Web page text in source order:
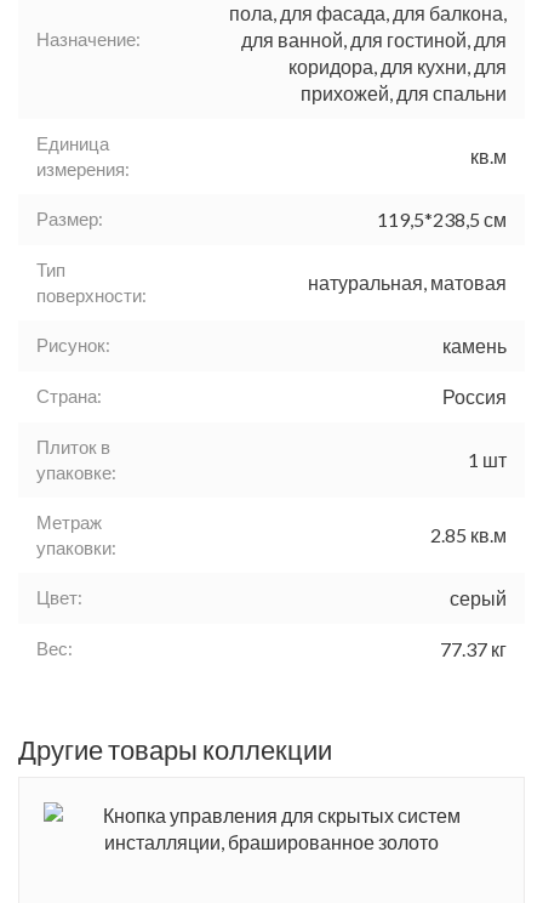
Назначение:
пола, для фасада, для балкона,
для ванной, для гостиной, для
коридора, для кухни, для
прихожей, для спальни
Единица
измерения:
кв.м
Размер: 119,5*238,5 см
Тип
поверхности:
натуральная, матовая
Рисунок: камень
Страна: Россия
Плиток в
упаковке:
1 шт
Метраж
упаковки:
2.85 кв.м
Цвет: серый
Вес: 77.37 кг
Другие товары коллекции